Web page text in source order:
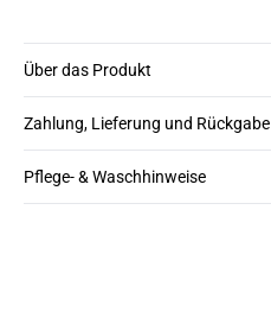
Über das Produkt
Zahlung, Lieferung und Rückgabe
Pflege- & Waschhinweise